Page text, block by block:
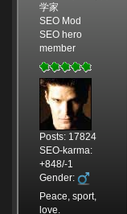
学家
SEO Mod
SEO hero
member
Posts: 17824
SEO-karma:
+848/-1
Gender:
Peace, sport,
love.